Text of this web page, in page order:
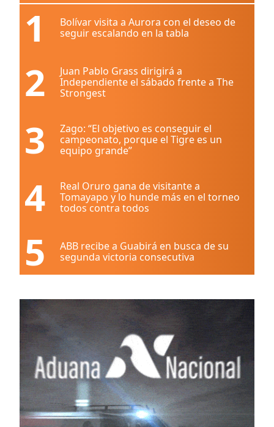
1
Bolívar visita a Aurora con el deseo de
seguir escalando en la tabla
2
Juan Pablo Grass dirigirá a
Independiente el sábado frente a The
Strongest
3
Zago: “El objetivo es conseguir el
campeonato, porque el Tigre es un
equipo grande”
4
Real Oruro gana de visitante a
Tomayapo y lo hunde más en el torneo
todos contra todos
5
ABB recibe a Guabirá en busca de su
segunda victoria consecutiva